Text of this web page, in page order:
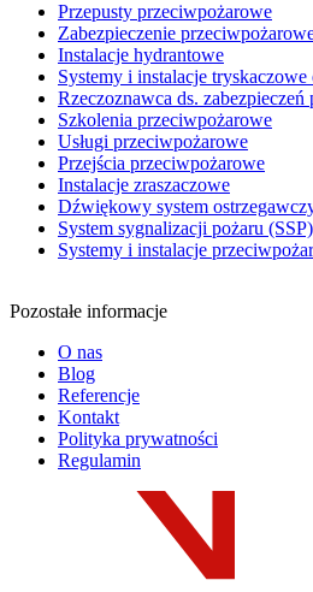
Przepusty przeciwpożarowe
Zabezpieczenie
Instalacje hydrantowe
Systemy i instalacje
Rzeczoznawca ds.
Szkolenia przeciwpożarowe
Usługi przeciwpożarowe
Przejścia przeciwpożarowe
Instalacje zraszaczowe
Dźwiękowy system
System sygnalizacji pożaru (SSP)
Systemy i instalacje
Pozostałe informacje
O nas
Blog
Referencje
Kontakt
Polityka prywatności
Regulamin